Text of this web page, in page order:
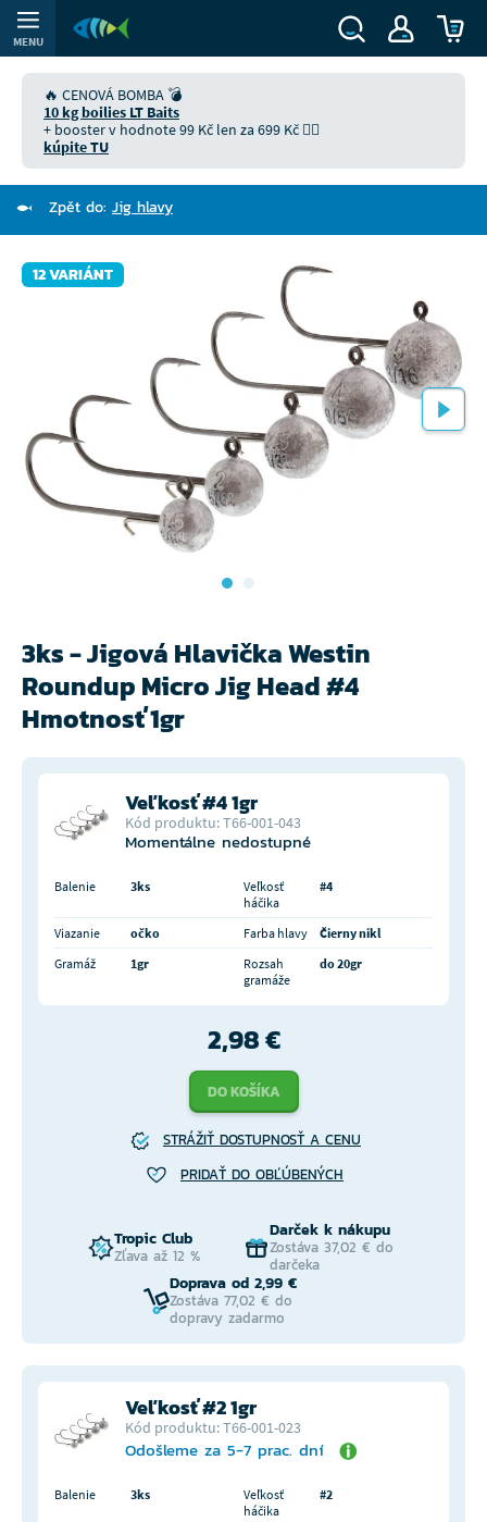
MENU
🔥 CENOVÁ BOMBA 💣
10 kg boilies LT Baits
+ booster v hodnote 99 Kč len za 699 Kč 👉🏻
kúpite TU
Zpět do: Jig hlavy
12 VARIÁNT
3ks - Jigová Hlavička Westin
Roundup Micro Jig Head #4
Hmotnosť 1gr
Veľkosť #4 1gr
Kód produktu: T66-001-043
Momentálne nedostupné
Balenie 3ks
Veľkosť
háčika
#4
Viazanie očko Farba hlavy
Čierny nikl
Gramáž
1gr
Rozsah
gramáže
do 20gr
2,98 €
DO KOŠÍKA
STRÁŽIŤ DOSTUPNOSŤ A CENU
PRIDAŤ DO OBĽÚBENÝCH
Tropic Club
Zľava až 12 %
Darček k nákupu
Zostáva 37,02 € do
darčeka
Doprava od 2,99 €
Zostáva 77,02 € do
dopravy zadarmo
Veľkosť #2 1gr
Kód produktu: T66-001-023
Odošleme za 5-7 prac. dní
Balenie 3ks
Veľkosť
háčika
#2